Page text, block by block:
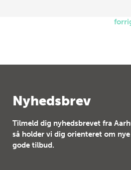
Nyhedsbrev
Tilmeld dig nyhedsbrevet fra
så holder vi dig orienteret om
gode tilbud.